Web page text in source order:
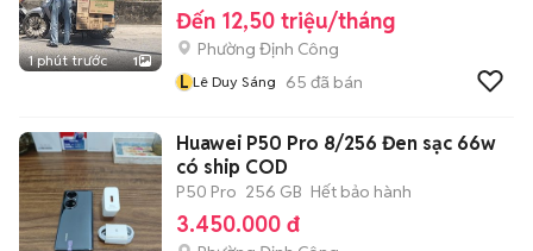
1 phút trước 1
Đến 12,50 triệu/tháng
Phường Định Công
L Lê Duy Sáng 65 đã bán
Huawei P50 Pro 8/256 Đen sạc 66w
có ship COD
P50 Pro 256 GB Hết bảo hành
3.450.000 đ